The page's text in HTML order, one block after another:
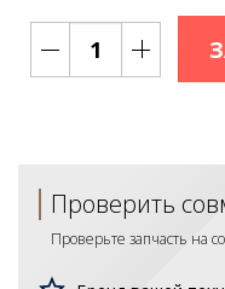
Проверить
Проверьте запчасть на